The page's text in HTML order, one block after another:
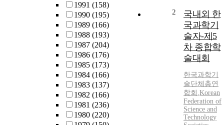
1991 (158)
1990 (195)
1989 (166)
1988 (193)
1987 (204)
1986 (176)
1985 (173)
1984 (166)
1983 (137)
1982 (166)
1981 (236)
1980 (220)
2
국내외 한
국과학기
술자-제5
차 종합학
술대회
한국과학기
술단체총연
합회 ,Korean
Federation of
Science and
Technology